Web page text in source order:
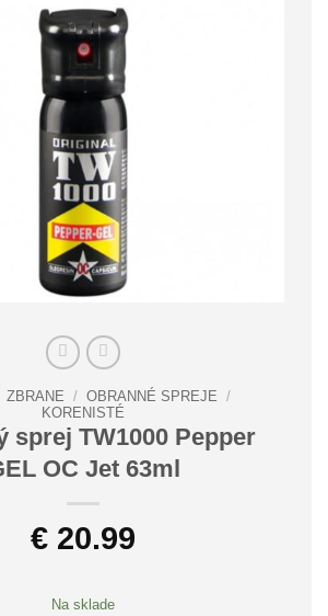
ZBRANE / OBRANNÉ SPREJE /
KORENISTÉ
sprej TW1000 Pepper
OC Jet 63ml
€ 20.99
Na sklade